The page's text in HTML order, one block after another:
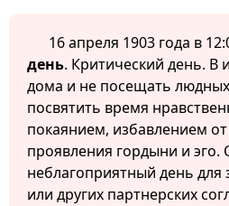
16 апреля 1903 года в
день. Критический день. В
дома и не посещать
посвятить время
покаянием, избавлением
проявления гордыни и эго.
неблагоприятный день для
или других партнерских